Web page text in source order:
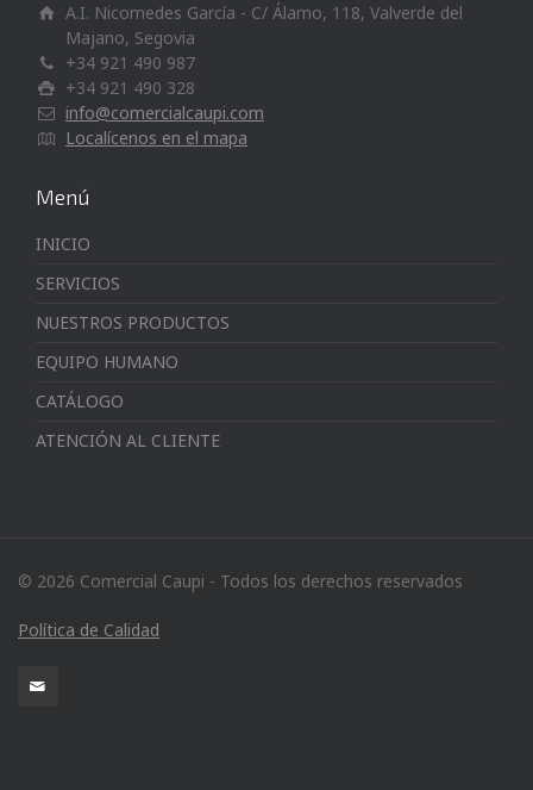
A.I. Nicomedes García - C/ Álamo, 118, Valverde del
Majano, Segovia
+34 921 490 987
+34 921 490 328
info@comercialcaupi.com
Localícenos en el mapa
Menú
INICIO
SERVICIOS
NUESTROS PRODUCTOS
EQUIPO HUMANO
CATÁLOGO
ATENCIÓN AL CLIENTE
© 2026 Comercial Caupi - Todos los derechos reservados
Política de Calidad